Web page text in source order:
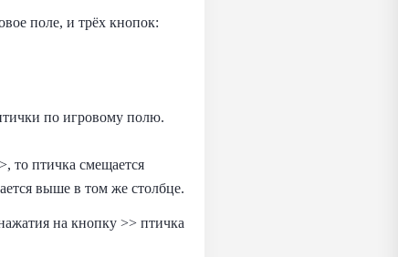
поле, и трёх кнопок:
по игровому полю.
то птичка смещается
выше в том же столбце.
на кнопку >> птичка